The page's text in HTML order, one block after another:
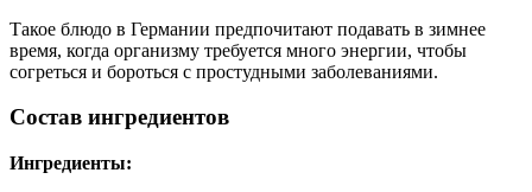
Такое блюдо в Германии предпочитают подавать в зимнее
время, когда организму требуется много энергии, чтобы
согреться и бороться с простудными заболеваниями.
Состав ингредиентов
Ингредиенты: